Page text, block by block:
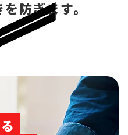
防ぎます。